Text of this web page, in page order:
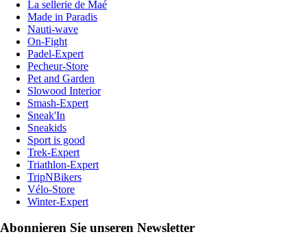
La sellerie de Maé
Made in Paradis
Nauti-wave
On-Fight
Padel-Expert
Pecheur-Store
Pet and Garden
Slowood Interior
Smash-Expert
Sneak'In
Sneakids
Sport is good
Trek-Expert
Triathlon-Expert
TripNBikers
Vélo-Store
Winter-Expert
Abonnieren Sie unseren Newsletter